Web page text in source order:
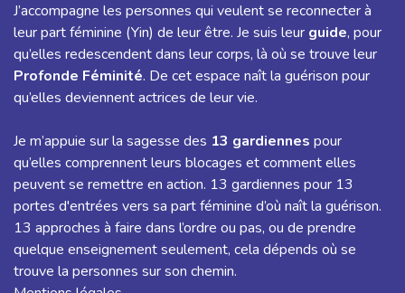
J’accompagne les personnes qui veulent se reconnecter à
leur part féminine (Yin) de leur être. Je suis leur guide, pour
qu’elles redescendent dans leur corps, là où se trouve leur
Profonde Féminité. De cet espace naît la guérison pour
qu’elles deviennent actrices de leur vie.
Je m’appuie sur la sagesse des 13 gardiennes pour
qu’elles comprennent leurs blocages et comment elles
peuvent se remettre en action. 13 gardiennes pour 13
portes d'entrées vers sa part féminine d’où naît la guérison.
13 approches à faire dans l’ordre ou pas, ou de prendre
quelque enseignement seulement, cela dépends où se
trouve la personnes sur son chemin.